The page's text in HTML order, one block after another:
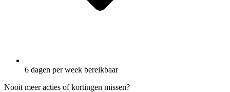
6 dagen per week bereikbaar
Nooit meer acties of kortingen missen?